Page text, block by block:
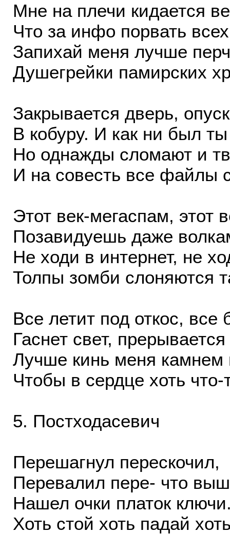
Мне на плечи кидается
Что за инфо порвать всех
Запихай меня лучше
Душегрейки памирских
Закрывается дверь,
В кобуру. И как ни был ты
Но однажды сломают и
И на совесть все файлы
Этот век-мегаспам, этот
Позавидуешь даже
Не ходи в интернет, не
Толпы зомби слоняются
Все летит под откос, все
Гаснет свет,
Лучше кинь меня камнем
Чтобы в сердце хоть что-
5. Постходасевич
Перешагнул перескочил,
Перевалил пере- что
Нашел очки платок
Хоть стой хоть падай